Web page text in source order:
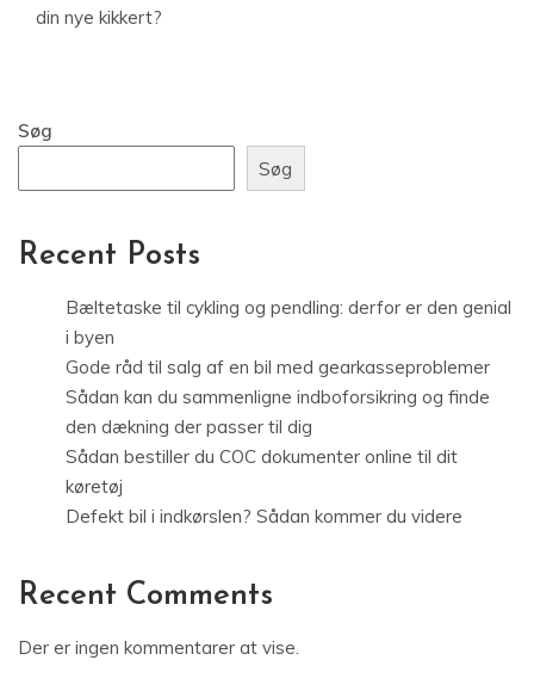
din nye kikkert?
Søg
Søg
Recent Posts
Bæltetaske til cykling og pendling: derfor er den genial
i byen
Gode råd til salg af en bil med gearkasseproblemer
Sådan kan du sammenligne indboforsikring og finde
den dækning der passer til dig
Sådan bestiller du COC dokumenter online til dit
køretøj
Defekt bil i indkørslen? Sådan kommer du videre
Recent Comments
Der er ingen kommentarer at vise.